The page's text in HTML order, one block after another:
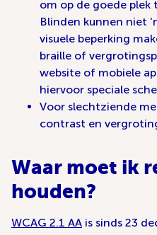
om op de goede plek
Blinden kunnen niet
visuele beperking
braille of
website of mobiele
hiervoor speciale
Voor slechtziende
contrast en
Waar moet ik
houden?
WCAG 2.1 AA is sinds 23